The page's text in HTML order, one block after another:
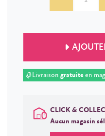
Livraison gratuiteen
CLICK &
Aucun magasin